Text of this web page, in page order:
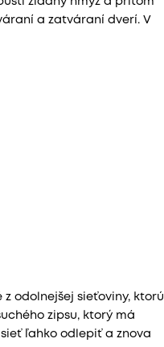
a zatváraní dverí. V
odolnejšej sieťoviny, ktorú
zipsu, ktorý má
ľahko odlepiť a znova